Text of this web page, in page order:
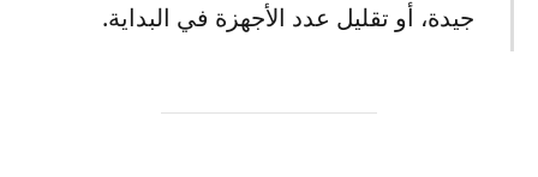
جيدة، أو تقليل عدد الأجهزة في البداية.